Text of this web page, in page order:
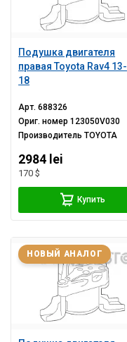
Подушка двигателя
правая Toyota Rav4 13-
18
Арт.688326
Ориг. номер123050V030
ПроизводительTOYOTA
2984 lei
170 $
Купить
НОВЫЙ АНАЛОГ